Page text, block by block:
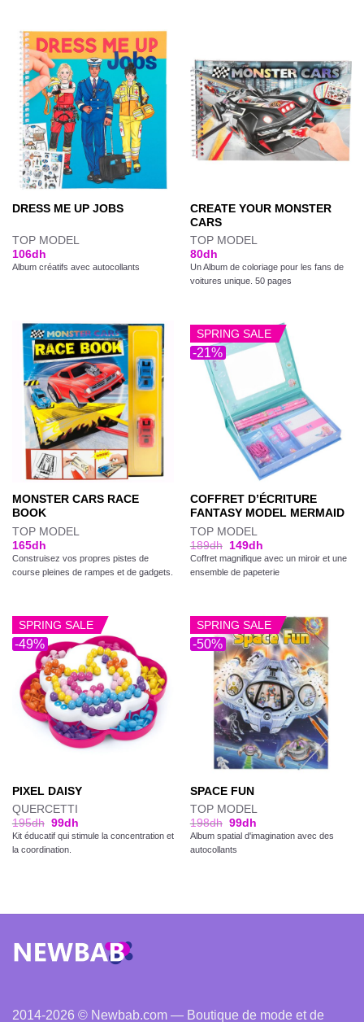
DRESS ME UP JOBS
TOP MODEL
106dh
Album créatifs avec autocollants
CREATE YOUR MONSTER
CARS
TOP MODEL
80dh
Un Album de coloriage pour les fans de
voitures unique. 50 pages
MONSTER CARS RACE
BOOK
TOP MODEL
165dh
Construisez vos propres pistes de
course pleines de rampes et de gadgets.
-21%
SPRING SALE
COFFRET D’ÉCRITURE
FANTASY MODEL MERMAID
TOP MODEL
189dh 149dh
Coffret magnifique avec un miroir et une
ensemble de papeterie
-49%
SPRING SALE
PIXEL DAISY
QUERCETTI
195dh 99dh
Kit éducatif qui stimule la concentration et
la coordination.
-50%
SPRING SALE
SPACE FUN
TOP MODEL
198dh 99dh
Album spatial d'imagination avec des
autocollants
2014-2026 © Newbab.com — Boutique de mode et de